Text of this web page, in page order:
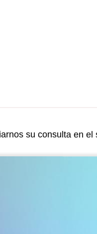
su consulta en